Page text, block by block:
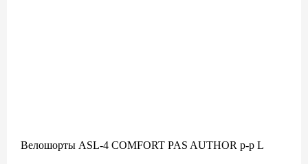
Велошорты ASL-4 COMFORT PAS AUTHOR р-р L